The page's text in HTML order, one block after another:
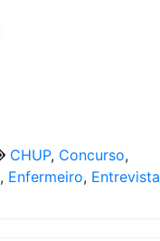
CHUP, Concurso,
, Enfermeiro, Entrevista